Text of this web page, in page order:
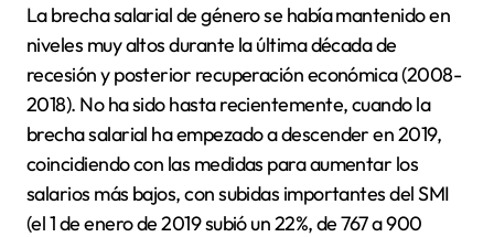
La brecha salarial de género se había mantenido en
niveles muy altos durante la última década de
recesión y posterior recuperación económica (2008-
2018). No ha sido hasta recientemente, cuando la
brecha salarial ha empezado a descender en 2019,
coincidiendo con las medidas para aumentar los
salarios más bajos, con subidas importantes del SMI
(el 1 de enero de 2019 subió un 22%, de 767 a 900